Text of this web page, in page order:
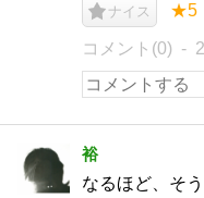
ナイス ★5
コメント(0)
裕
なるほど、そ